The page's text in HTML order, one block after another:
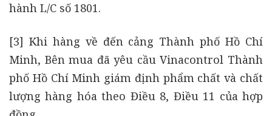
hành L/C số 1801.
[3] Khi hàng về đến cảng Thành phố Hồ Chí
Minh, Bên mua đã yêu cầu Vinacontrol Thành
phố Hồ Chí Minh giám định phẩm chất và chất
lượng hàng hóa theo Điều 8, Điều 11 của hợp